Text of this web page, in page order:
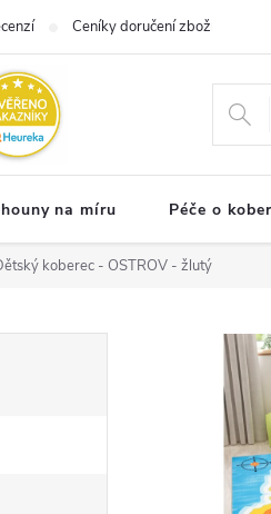
Ceníky doručení zboží
na míru Péče o
koberec - OSTROV - žlutý